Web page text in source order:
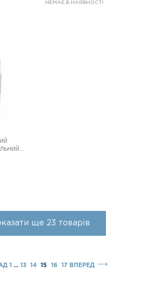
НЕМАЄ В НАЯВНОСТІ
ще 23 товарів
1 ... 13 14 15 16 17 ВПЕРЕД